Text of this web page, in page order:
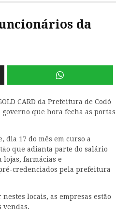
da
CARD da Prefeitura de Codó
que hora fecha as portas
dia 17 do mês em curso a
que adianta parte do salário
lojas, farmácias e
credenciados pela prefeitura
nestes locais, as empresas estão
vendas.